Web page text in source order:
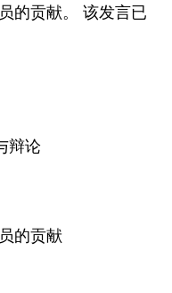
的贡献。 该发言已
辩论
的贡献